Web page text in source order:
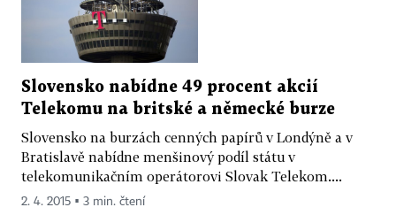
Slovensko nabídne 49 procent akcií
Telekomu na britské a německé burze
Slovensko na burzách cenných papírů v Londýně a v
Bratislavě nabídne menšinový podíl státu v
telekomunikačním operátorovi Slovak Telekom....
2. 4. 2015 ▪ 3 min. čtení